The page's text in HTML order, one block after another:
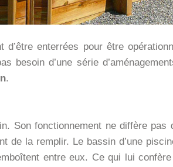
enterrées pour être
d’une série
.
Son fonctionnement ne diffère
la remplir. Le bassin d’une
entre eux. Ce qui lui